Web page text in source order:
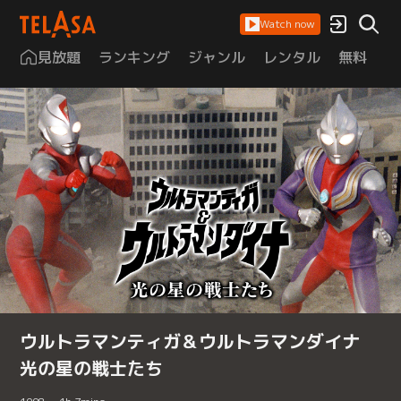
Watch now
見放題 ランキング ジャンル レンタル 無料
ウルトラマンティガ＆ウルトラマンダイナ
光の星の戦士たち